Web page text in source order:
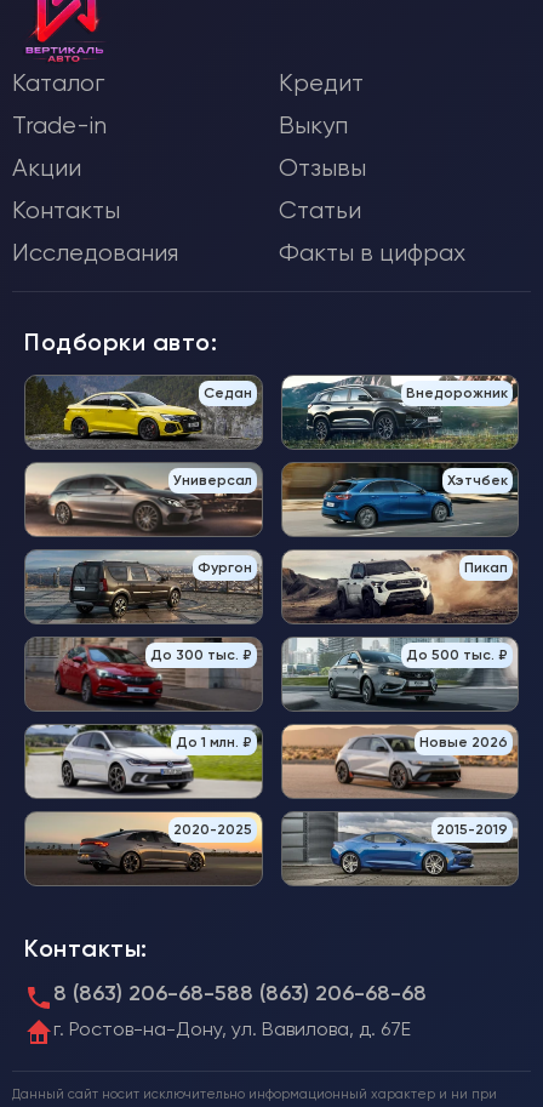
Каталог
Кредит
Trade-in
Выкуп
Акции
Отзывы
Контакты
Статьи
Исследования
Факты в цифрах
Подборки авто:
Седан Внедорожник
Универсал Хэтчбек
Фургон Пикап
До 300 тыс. ₽ До 500 тыс. ₽
До 1 млн. ₽ Новые 2026
2020-2025 2015-2019
Контакты:
8 (863) 206-68-588 (863) 206-68-68
г. Ростов-на-Дону, ул. Вавилова, д. 67Е
Данный сайт носит исключительно информационный характер и ни при